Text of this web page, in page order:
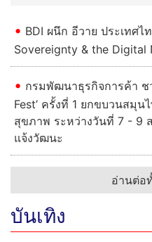
BDI ผนึก อีวาย ประเทศไ
Sovereignty & the Digital
กรมพัฒนาธุรกิจการค้า ช
Fest’ ครั้งที่ 1 ยกขบวนสมุน
สุขภาพ ระหว่างวันที่ 7 - 9
แจ้งวัฒนะ
อ่านต่อ
บันเทิง